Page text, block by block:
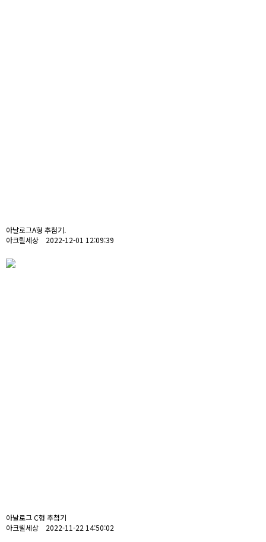
아날로그A형 추첨기.
아크릴세상 2022-12-01 12:09:39
아날로그 C형 추첨기
아크릴세상 2022-11-22 14:50:02